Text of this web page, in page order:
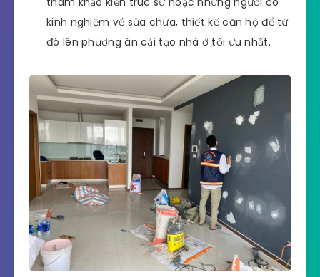
kinh nghiệm về sửa chữa, thiết kế căn hộ để từ
đó lên phương án cải tạo nhà ở tối ưu nhất.